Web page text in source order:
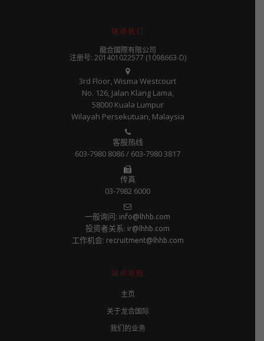
联络我们
龍合國際有限公司
注册号: 201401022577 (1098663-D)
3rd Floor, Wisma Westcourt
No. 126, Jalan Klang Lama,
58000 Kuala Lumpur
Wilayah Persekutuan, Malaysia
客服热线
603-7980 8086 / 603-7980 3817
传真
03-7982 6000
一般询问: info@lhhb.com
投资者关系: ir@lhhb.com
工作机会: recruitment@lhhb.com
站点地图
主页
关于龙合国际
我们的业务